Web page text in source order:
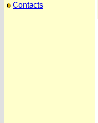
Contacts